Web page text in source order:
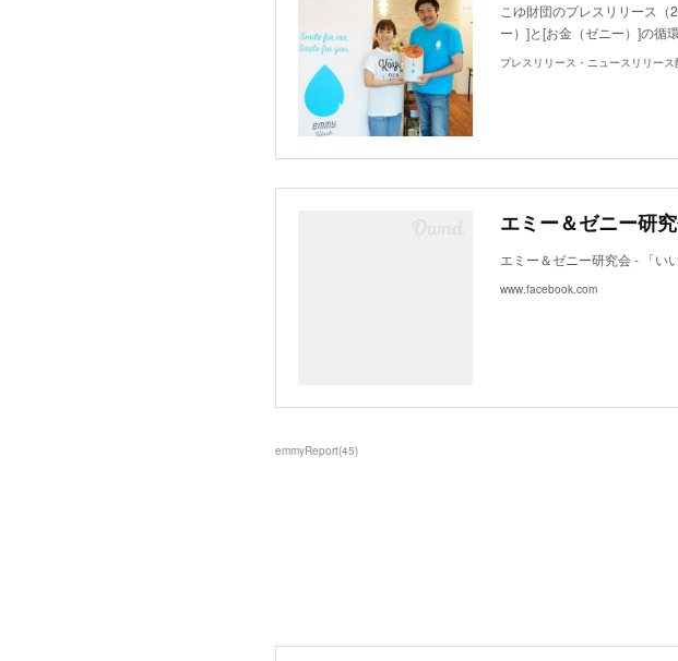
こゆ財団のプレスリリース
ー）]と[お金（ゼニー）]の循
プレスリリース・ニュースリリー
エミー＆ゼニー研
エミー＆ゼニー研究会 - 「い
www.facebook.com
emmyReport(45)